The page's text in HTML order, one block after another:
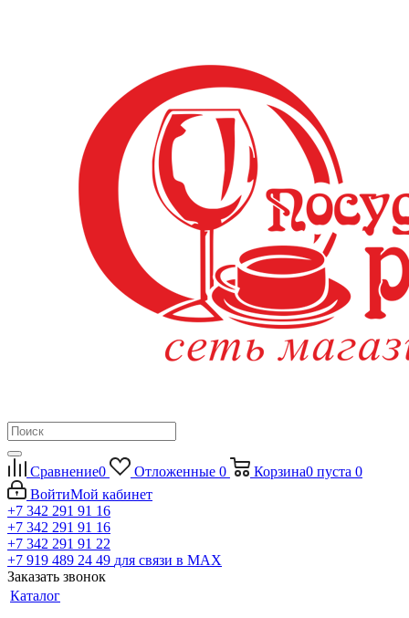
Сравнение0 Отложенные 0 Корзина0 пуста 0
ВойтиМой кабинет
+7 342 291 91 16
+7 342 291 91 16
+7 342 291 91 22
+7 919 489 24 49 для связи в МАХ
Заказать звонок
Каталог